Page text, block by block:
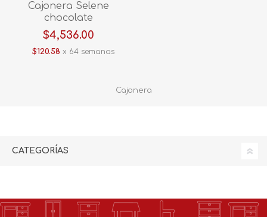
Cajonera Selene
chocolate
$4,536.00
$120.58 x 64 semanas
Cajonera
CATEGORÍAS